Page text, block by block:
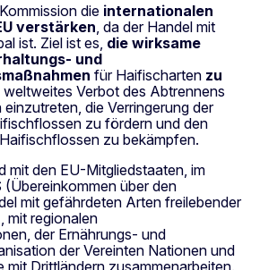
die internationalen
verstärken , da der Handel mit
ist. Ziel ist es, die wirksame
und
für Haifischarten zu
weltweites Verbot des Abtrennens
die Verringerung der
zu fördern und den
zu bekämpfen.
mit den EU-Mitgliedstaaten, im
über den
mit gefährdeten Arten freilebender
mit regionalen
der Ernährungs- und
der Vereinten Nationen und
mit Drittländern zusammenarbeiten.